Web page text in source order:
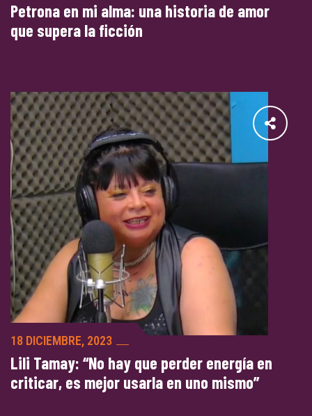
Petrona en mi alma: una historia de amor
que supera la ficción
18 DICIEMBRE, 2023
Lili Tamay: “No hay que perder energía en
criticar, es mejor usarla en uno mismo”